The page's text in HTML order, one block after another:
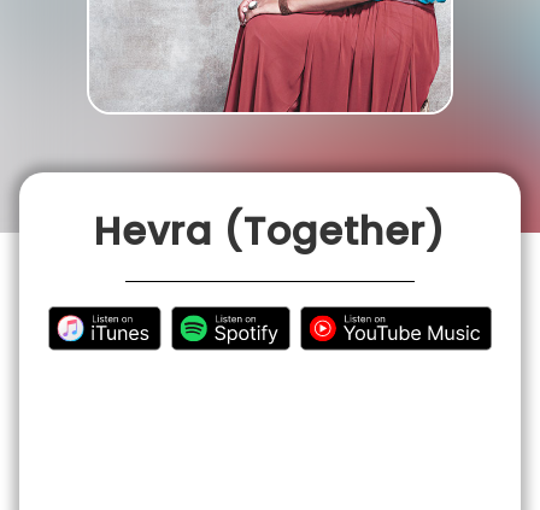
RESİMLER
VİDEOLAR
İLETİŞİM
Hevra (Together)